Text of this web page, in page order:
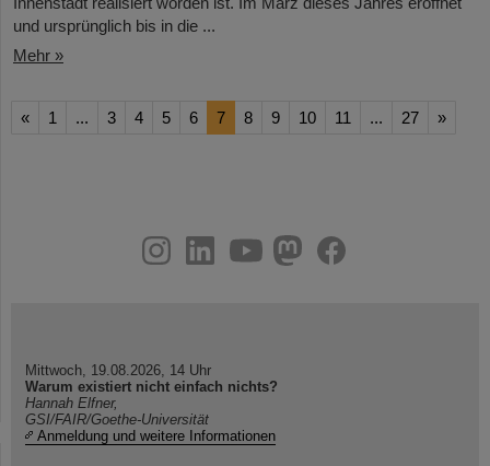
und ursprünglich bis in die ...
Mehr »
« 1 ... 3 4 5 6 7 8 9 10 11 ... 27 »
youtube
helmholtz.social
facebook
Mittwoch, 19.08.2026, 14 Uhr
Warum existiert nicht einfach nichts?
Hannah Elfner,
GSI/FAIR/Goethe-Universität
Anmeldung und weitere Informationen